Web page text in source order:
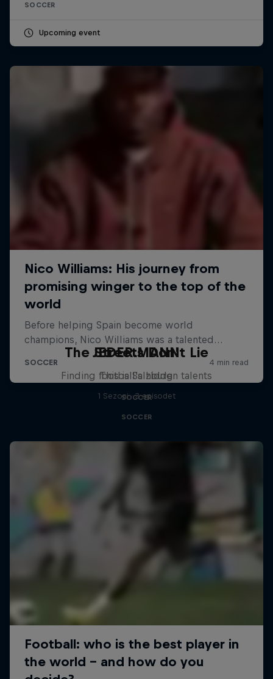
SOCCER
Upcoming event
JEDER.MANN
This is Salzburg
SOCCER
The Streets Don't Lie
Finding football's hidden talents
1 Sezoni · 3 episodet
SOCCER